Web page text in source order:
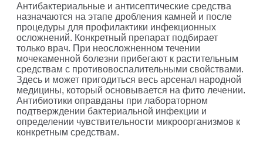
Антибактериальные и антисептические средства
назначаются на этапе дробления камней и после
процедуры для профилактики инфекционных
осложнений. Конкретный препарат подбирает
только врач. При неосложненном течении
мочекаменной болезни прибегают к растительным
средствам с противовоспалительными свойствами.
Здесь и может пригодиться весь арсенал народной
медицины, который основывается на фито лечении.
Антибиотики оправданы при лабораторном
подтверждении бактериальной инфекции и
определении чувствительности микроорганизмов к
конкретным средствам.